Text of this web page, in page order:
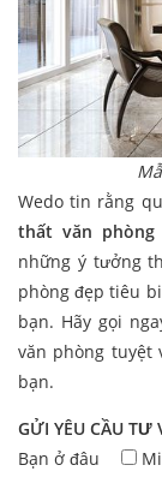
Wedo tin rằng
thất văn phòng
những ý tưởng
phòng đẹp tiêu
bạn. Hãy gọi
văn phòng tuyệt
bạn.
GỬI YÊU CẦU TƯ
Bạn ở đâu